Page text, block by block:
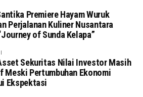
Premiere Hayam Wuruk
Perjalanan Kuliner Nusantara
of Sunda Kelapa”
Sekuritas Nilai Investor Masih
Meski Pertumbuhan Ekonomi
Ekspektasi